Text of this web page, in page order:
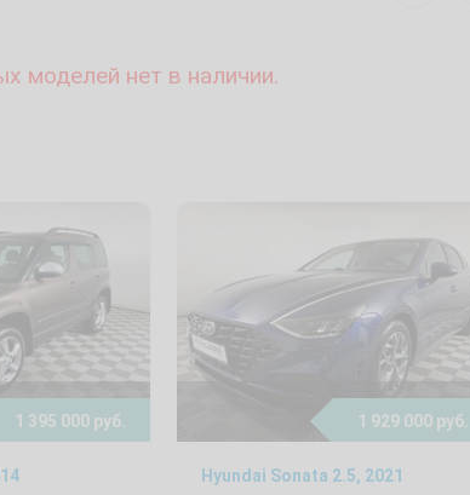
моделей нет в наличии.
1 395 000 руб. 1 929 000 руб.
Hyundai Sonata 2.5, 2021